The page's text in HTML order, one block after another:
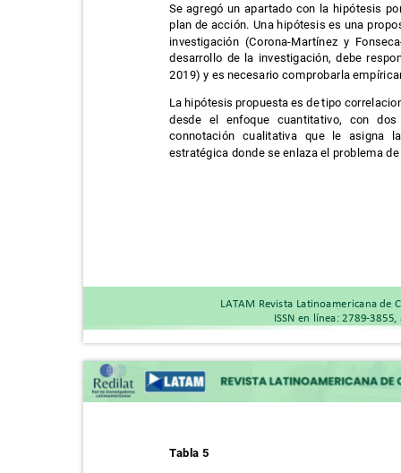
Se agregó un apartado con la hipótesis
plan de acción. Una hipótesis es una
investigación (Corona-Martínez y
desarrollo de la investigación, debe
2019) y es necesario comprobarla
La hipótesis propuesta es de tipo
desde el enfoque cuantitativo, con
connotación cualitativa que le asigna
estratégica donde se enlaza el problema
LATAM Revista Latinoamericana de
ISSN en línea: 2789-
Tabla 5